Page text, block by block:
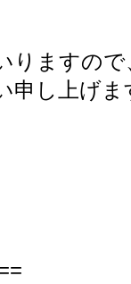
りますの
申し上げま